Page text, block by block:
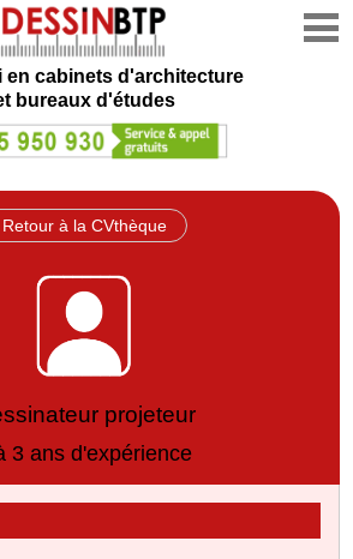
en cabinets d'architecture
bureaux d'études
Retour à la CVthèque
projeteur
3 ans d'expérience